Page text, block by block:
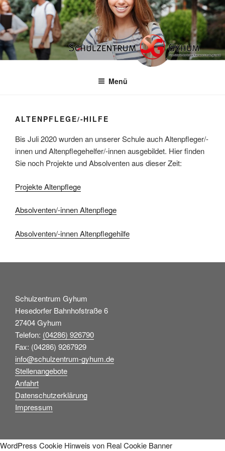
Zum
Inhalt
springen
Menü
ALTENPFLEGE/-HILFE
Bis Juli 2020 wurden an unserer Schule auch Altenpfleger/-
innen und Altenpflegehelfer/-innen ausgebildet. Hier finden
Sie noch Projekte und Absolventen aus dieser Zeit:
Projekte Altenpflege
Absolventen/-innen Altenpflege
Absolventen/-innen Altenpflegehilfe
Schulzentrum Gyhum
Hesedorfer Bahnhofstraße 6
27404 Gyhum
Telefon: (04286) 926790
Fax: (04286) 9267929
info@schulzentrum-gyhum.de
Stellenangebote
Anfahrt
Datenschutzerklärung
Impressum
WordPress Cookie Hinweis von Real Cookie Banner